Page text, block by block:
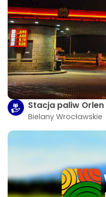
Stacja paliw Orlen
Bielany Wrocławskie